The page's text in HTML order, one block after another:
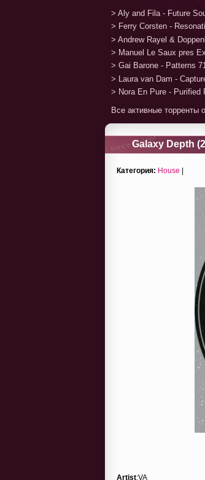
> Aly and Fila - Future
> Ferry Corsten -
> Andrew Rayel &
> Manuel Le Saux pres
> Gai Barone - Patterns
> Laura van Dam -
> Nora En Pure - Purified
Все активные торренты
Galaxy Depth
Категория: House |
Artist:VA